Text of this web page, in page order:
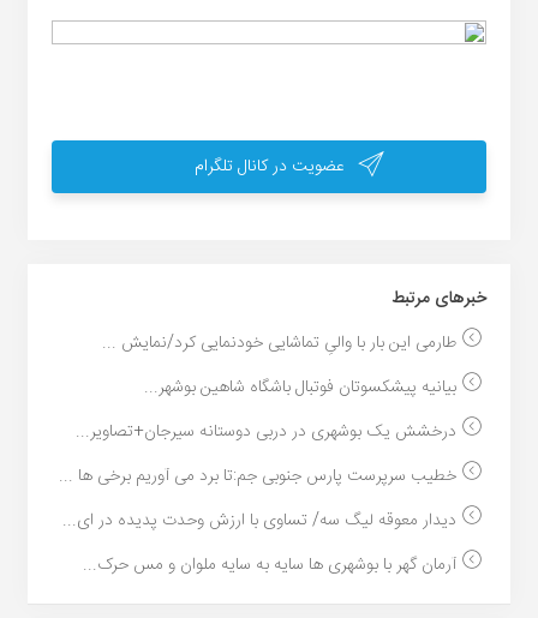
عضویت در کانال تلگرام
خبر‌های مرتبط
طارمی این بار با والیِ تماشایی خودنمایی کرد/نمایش ...
بیانیه پیشکسوتان فوتبال باشگاه شاهین بوشهر...
درخشش یک بوشهری در دربی دوستانه سیرجان+تصاویر...
خطیب سرپرست پارس جنوبی جم:تا برد می آوریم برخی ها ...
دیدار معوقه لیگ سه/ تساوی با ارزش وحدت پدیده در ای...
آرمان گهر با بوشهری ها سایه به سایه ملوان و مس حرک...